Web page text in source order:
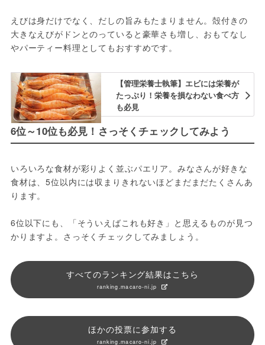
えびは身だけでなく、だしの旨みもたまりません。殻付きの
大きなえびがドンとのっていると豪華さも増し、おもてなし
やパーティー料理としてもおすすめです。
【管理栄養士執筆】エビには栄養が
たっぷり！栄養を損なわない食べ方
も必見
6位～10位も必見！さっそくチェックしてみよう
いろいろな食材が彩りよく並ぶパエリア。みなさんが好きな
食材は、5位以内には収まりきれないほどまだまだたくさんあ
ります。
6位以下にも、「そういえばこれも好き」と思えるものが見つ
かりますよ。さっそくチェックしてみましょう。
すべてのランキング結果はこちら
ranking.macaro-ni.jp
ほかの投票に参加する
ranking.macaro-ni.jp